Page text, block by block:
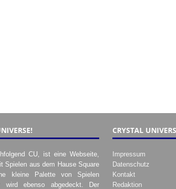
CU, ist eine Webseite,
Spielen aus dem Hause Square
kleine Palette von Spielen
wird ebenso abgedeckt. Der
CRYSTAL
Impressum
Datenschutz
Kontakt
Redaktion